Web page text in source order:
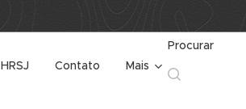
HRSJ Contato Mais
Procurar